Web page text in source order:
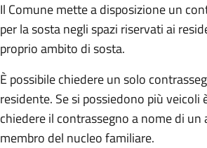
Il Comune mette a disposizione un
per la sosta negli spazi riservati ai
proprio ambito di sosta.
È possibile chiedere un solo
residente. Se si possiedono più veicoli
chiedere il contrassegno a nome di un
membro del nucleo familiare.